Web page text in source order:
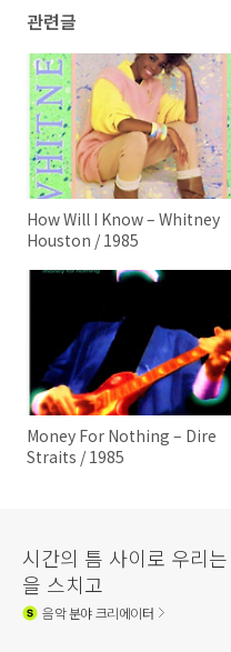
관련글
How Will I Know – Whitney
Houston / 1985
Money For Nothing – Dire
Straits / 1985
시간의 틈 사이로 우리
을 스치고
음악분야 크리에이터